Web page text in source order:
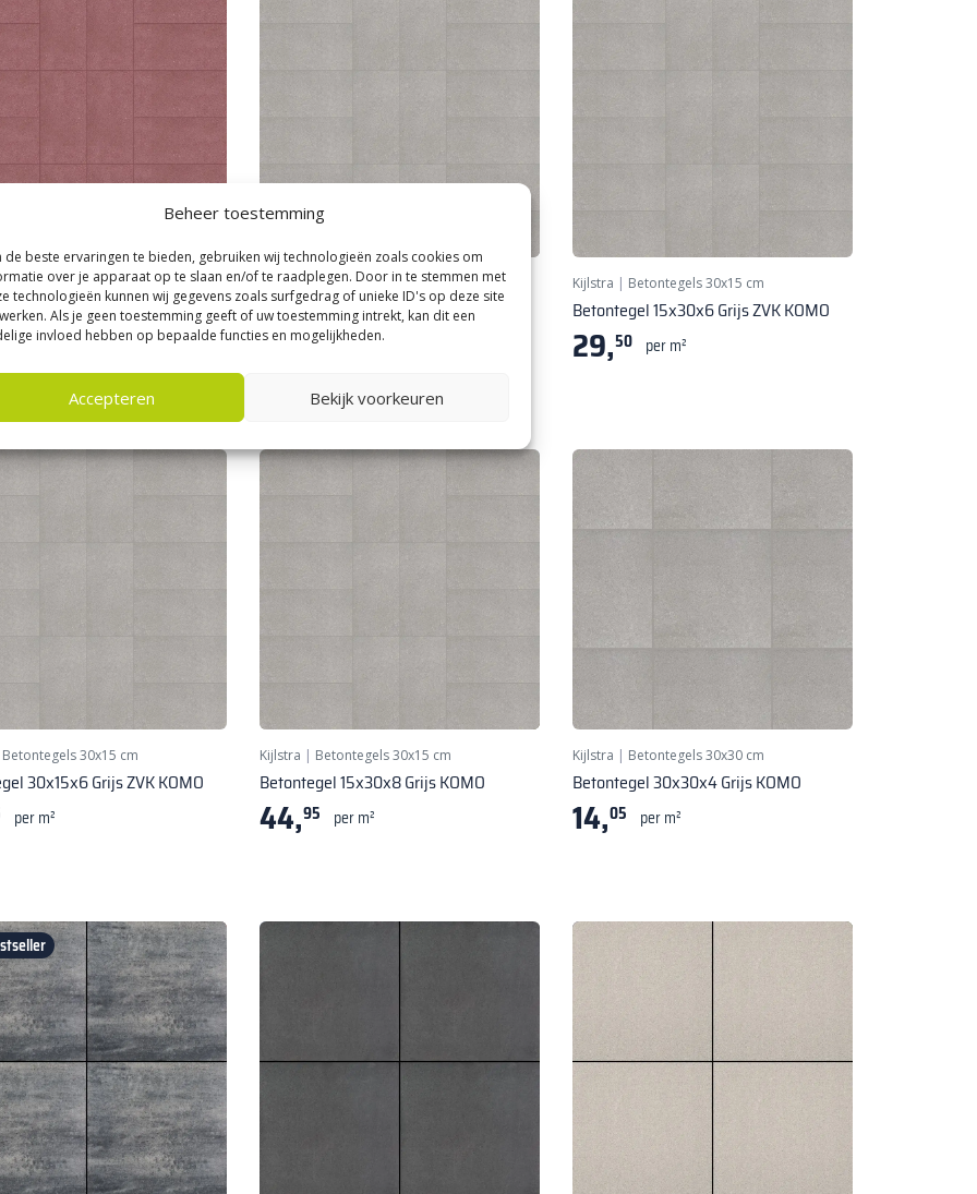
Beheer toestemming
de beste ervaringen te bieden, gebruiken wij technologieën zoals cookies om
over je apparaat op te slaan en/of te raadplegen. Door in te stemmen met
technologieën kunnen wij gegevens zoals surfgedrag of unieke ID's op deze site
Als je geen toestemming geeft of uw toestemming intrekt, kan dit een
invloed hebben op bepaalde functies en mogelijkheden.
Accepteren Bekijk voorkeuren
Betontegels 30x15 cm
15x30x4,5 Rood KOMO
per m²
Kijlstra|Betontegels 30x15 cm
Betontegel 15x30x6 Grijs KOMO
23,33 per m²
Kijlstra | Betontegels 30x15 cm
Betontegel 15x30x6 Grijs ZVK KOMO
29,50 per m²
Betontegels 30x15 cm
30x15x6 Grijs ZVK KOMO
per m²
Kijlstra | Betontegels 30x15 cm
Betontegel 15x30x8 Grijs KOMO
44,95 per m²
Kijlstra | Betontegels 30x30 cm
Betontegel 30x30x4 Grijs KOMO
14,05 per m²